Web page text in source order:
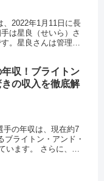
2022年1月11日に長
は星良（せいら）さ
。星良さんは管理栄
収！ブライトン
の収入を徹底解
手の年収は、現在約7
ライトン・アンド・
います。 さらに、出